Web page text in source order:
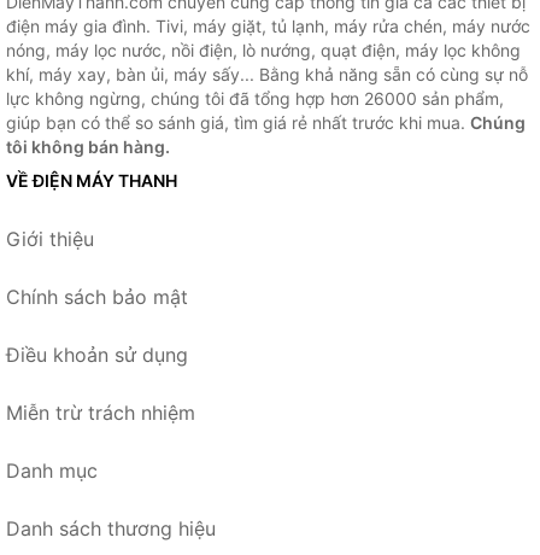
điện máy gia đình. Tivi, máy giặt, tủ lạnh, máy rửa chén, máy nước
nóng, máy lọc nước, nồi điện, lò nướng, quạt điện, máy lọc không
khí, máy xay, bàn ủi, máy sấy... Bằng khả năng sẵn có cùng sự nỗ
lực không ngừng, chúng tôi đã tổng hợp hơn 26000 sản phẩm,
giúp bạn có thể so sánh giá, tìm giá rẻ nhất trước khi mua. Chúng
tôi không bán hàng.
VỀ ĐIỆN MÁY THANH
Giới thiệu
Chính sách bảo mật
Điều khoản sử dụng
Miễn trừ trách nhiệm
Danh mục
Danh sách thương hiệu